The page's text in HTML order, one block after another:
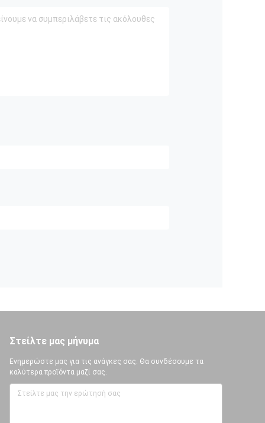
Στείλτε μας μήνυμα
Ενημερώστε μας για τις ανάγκες σας. Θα συνδέσουμε τα
καλύτερα προϊόντα μαζί σας.